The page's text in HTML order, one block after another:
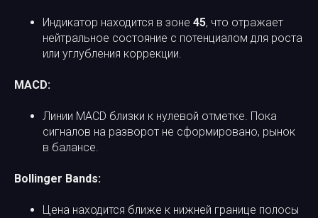
Индикатор находится в зоне 45, что отражает
нейтральное состояние с потенциалом для роста
или углубления коррекции.
MACD:
Линии MACD близки к нулевой отметке. Пока
сигналов на разворот не сформировано, рынок
в балансе.
Bollinger Bands:
Цена находится ближе к нижней границе полосы